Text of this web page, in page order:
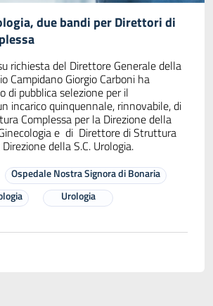
due bandi per Direttori di
richiesta del Direttore Generale della
Campidano Giorgio Carboni ha
di pubblica selezione per il
incarico quinquennale, rinnovabile, di
Complessa per la Direzione della
e di Direttore di Struttura
della S.C. Urologia.
Ospedale Nostra Signora di Bonaria
Urologia